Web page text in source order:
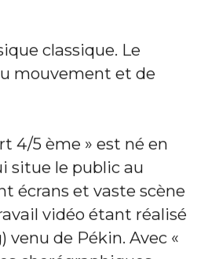
classique. Le
mouvement et de
4/5 ème » est né en
situe le public au
écrans et vaste scène
vidéo étant réalisé
venu de Pékin. Avec «